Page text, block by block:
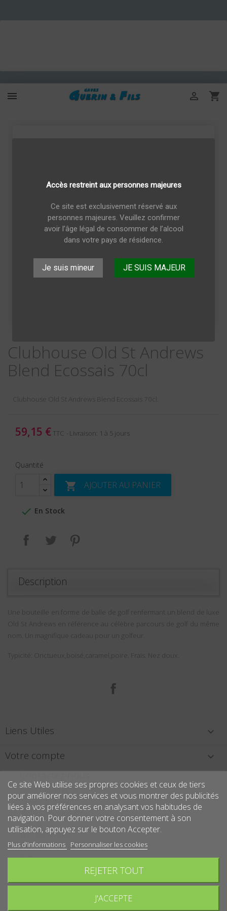
Accès restreint aux personnes majeures
Ce site est exclusivement réservé aux
personnes majeures. Veuillez confirmer
avoir l’âge légal de consommer de l’alcool
dans votre pays de résidence.
Je suis mineur JE SUIS MAJEUR
 

Clubhouse Old St Andrews
Blend Ecossais 70cl
Clubhouse Old St Andrews Blend Ecossais 70cl.
59,15 € TTC Livraison: 1 à 5 jours
Quantité
 AJOUTER AU PANIER
 En Stock
Partager Tweet
Description
Une bouteille en forme de balle de golf renfermant un blend de luxe
Old St Andrews en référence au célèbre parcours de golf du même
nom. Un magnifique cadeau pour un golfeur.
Typicité: Onctueux,boisé,caramel,poire. Frais. Nez doux.
Liens Utiles 
Votre compte 
Caves Guérin et Fils
25 avenue grassin
10700 Arcis Sur Aube
France
Tél. : 0325378464
Contactez-nous
Informations
Écrivez-nous :contact@caves-guerin.fr
Ce site Web utilise ses propres cookies et ceux de tiers
pour améliorer nos services et vous montrer des publicités
liées à vos préférences en analysant vos habitudes de
navigation. Pour donner votre consentement à son
utilisation, appuyez sur le bouton Accepter.
Plus d'informations Personnaliser les cookies
REJETER TOUT
J'ACCEPTE